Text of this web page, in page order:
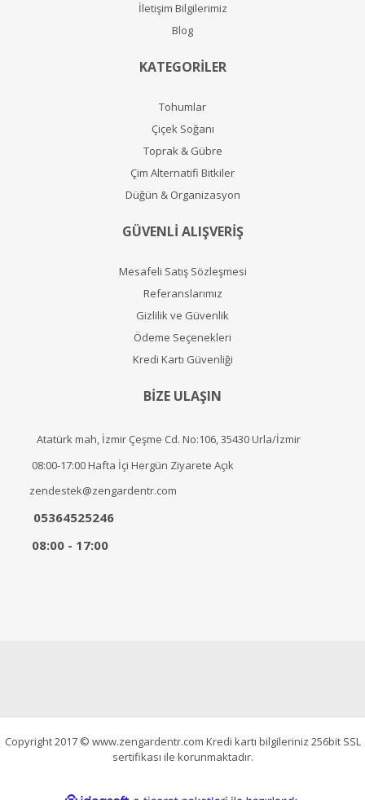
İletişim Bilgilerimiz
Blog
KATEGORİLER
Tohumlar
Çiçek Soğanı
Toprak & Gübre
Çim Alternatifi Bitkiler
Düğün & Organizasyon
GÜVENLİ ALIŞVERİŞ
Mesafeli Satış Sözleşmesi
Referanslarımız
Gizlilik ve Güvenlik
Ödeme Seçenekleri
Kredi Kartı Güvenliği
BİZE ULAŞIN
Atatürk mah, İzmir Çeşme Cd. No:106, 35430 Urla/İzmir
08:00-17:00 Hafta İçi Hergün Ziyarete Açık
zendestek@zengardentr.com
05364525246
08:00 - 17:00
Copyright 2017 © www.zengardentr.com Kredi kartı bilgileriniz 256bit SSL
sertifikası ile korunmaktadır.